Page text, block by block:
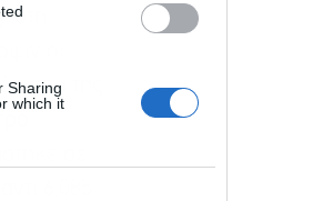
Sharing
which it
οι
της
σε
6,085